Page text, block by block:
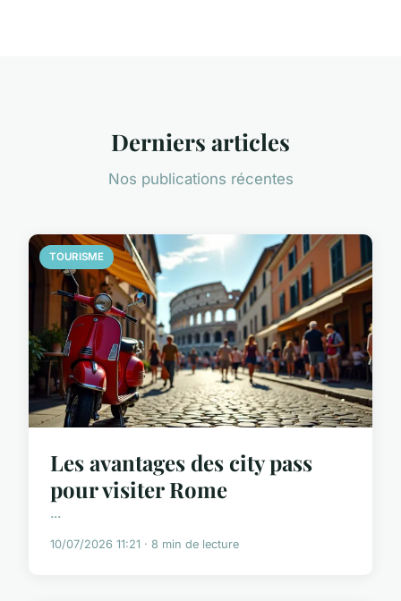
Derniers articles
Nos publications récentes
TOURISME
Les avantages des city pass
pour visiter Rome
...
10/07/2026 11:21 · 8 min de lecture